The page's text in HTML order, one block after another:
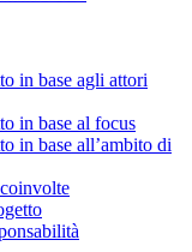
in base agli attori
in base al focus
in base all’ambito di